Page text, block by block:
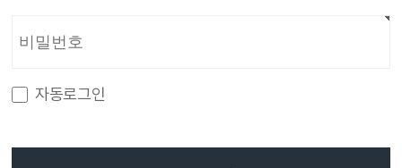
자동로그인